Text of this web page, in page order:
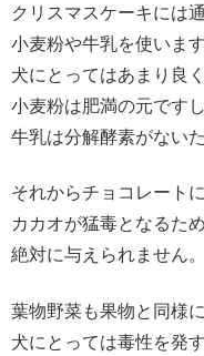
クリスマスケーキには
小麦粉や牛乳を使いま
犬にとってはあまり良
小麦粉は肥満の元ですし
牛乳は分解酵素がない
それからチョコレート
カカオが猛毒となるため
絶対に与えられません。
葉物野菜も果物と同様に
犬にとっては毒性を発